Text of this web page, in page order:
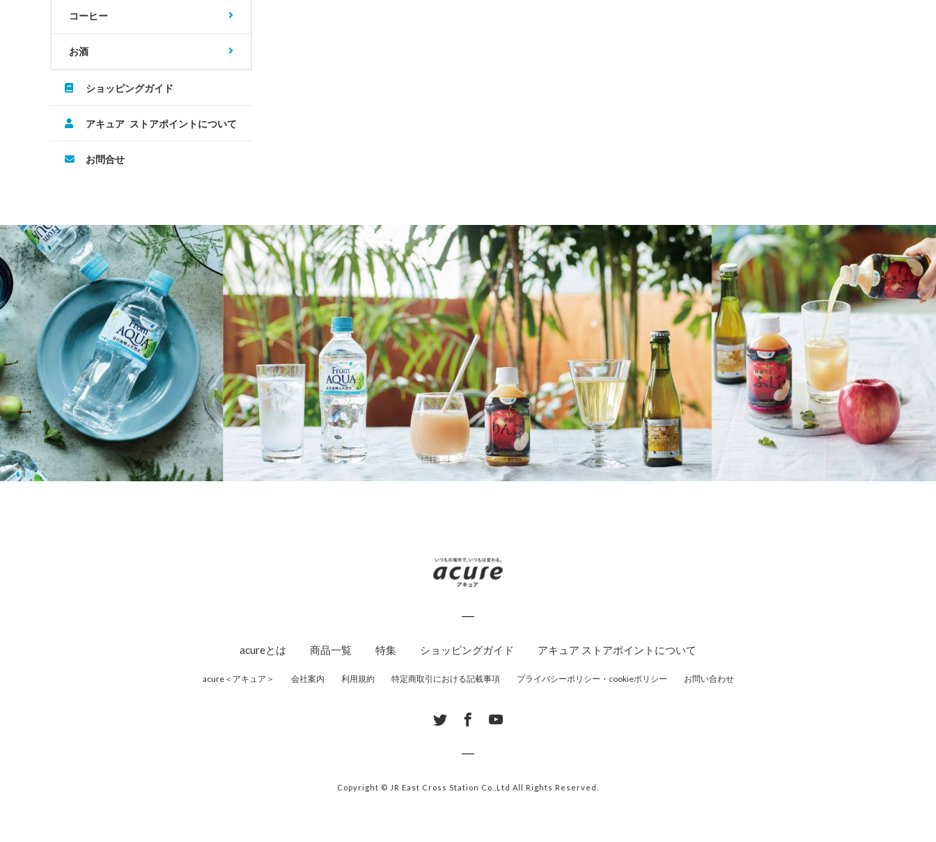
コーヒー
お酒
ショッピングガイド
アキュア ストアポイントについて
お問合せ
acureとは 商品一覧 特集 ショッピングガイド アキュア ストアポイントについて
acure＜アキュア＞ 会社案内 利用規約 特定商取引における記載事項 プライバシーポリシー・cookieポリシー お問い合わせ
Copyright © JR East Cross Station Co.,Ltd All Rights Reserved.